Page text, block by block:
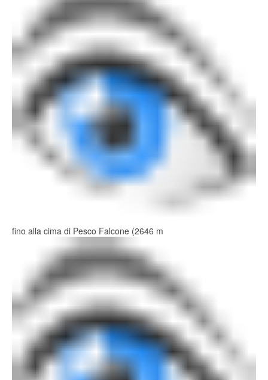
fino alla cima di Pesco Falcone (2646 m